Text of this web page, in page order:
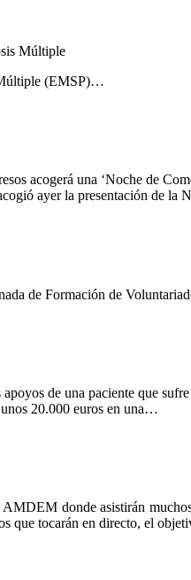
Múltiple
(EMSP)…
acogerá una ‘Noche de
ayer la presentación de la
de Formación de
de una paciente que
20.000 euros en una…
donde asistirán
que tocarán en directo, el